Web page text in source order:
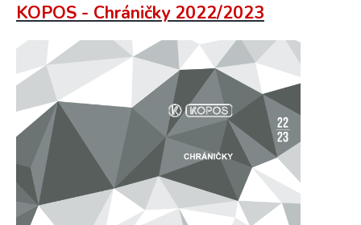
KOPOS - Chráničky 2022/2023